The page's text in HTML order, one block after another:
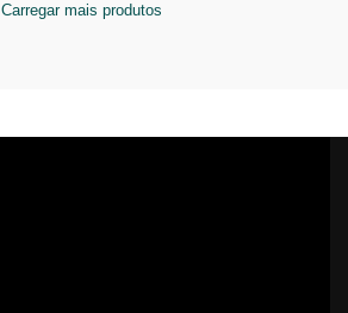
Carregar mais produtos